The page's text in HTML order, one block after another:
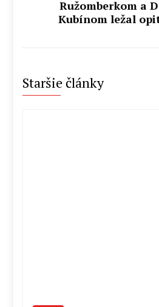
Ružomberkom a
Kubínom ležal
Staršie články